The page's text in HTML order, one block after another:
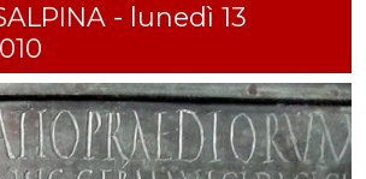
- lunedì 13